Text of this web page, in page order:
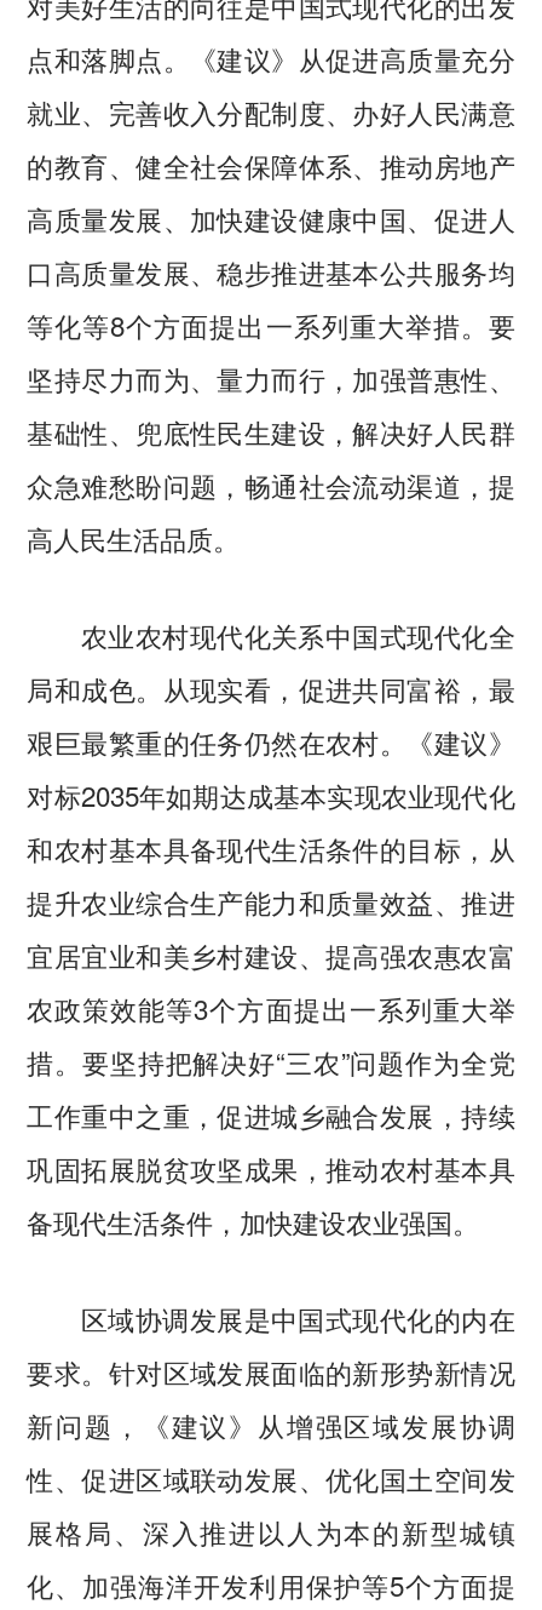
点和落脚点。《建议》从促进高质量充分
就业、完善收入分配制度、办好人民满意
的教育、健全社会保障体系、推动房地产
高质量发展、加快建设健康中国、促进人
口高质量发展、稳步推进基本公共服务均
等化等8个方面提出一系列重大举措。要
坚持尽力而为、量力而行，加强普惠性、
基础性、兜底性民生建设，解决好人民群
众急难愁盼问题，畅通社会流动渠道，提
高人民生活品质。
农业农村现代化关系中国式现代化全
局和成色。从现实看，促进共同富裕，最
艰巨最繁重的任务仍然在农村。《建议》
对标2035年如期达成基本实现农业现代化
和农村基本具备现代生活条件的目标，从
提升农业综合生产能力和质量效益、推进
宜居宜业和美乡村建设、提高强农惠农富
农政策效能等3个方面提出一系列重大举
措。要坚持把解决好“三农”问题作为全党
工作重中之重，促进城乡融合发展，持续
巩固拓展脱贫攻坚成果，推动农村基本具
备现代生活条件，加快建设农业强国。
区域协调发展是中国式现代化的内在
要求。针对区域发展面临的新形势新情况
新问题，《建议》从增强区域发展协调
性、促进区域联动发展、优化国土空间发
展格局、深入推进以人为本的新型城镇
化、加强海洋开发利用保护等5个方面提